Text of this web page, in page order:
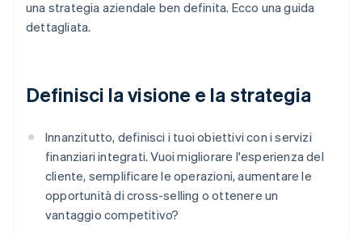
una strategia aziendale ben definita. Ecco una guida
dettagliata.
Definisci la visione e la strategia
Innanzitutto, definisci i tuoi obiettivi con i servizi
finanziari integrati. Vuoi migliorare l'esperienza del
cliente, semplificare le operazioni, aumentare le
opportunità di cross-selling o ottenere un
vantaggio competitivo?